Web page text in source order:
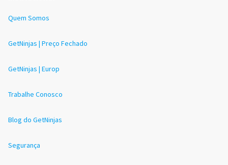
Quem Somos
GetNinjas | Preço Fechado
GetNinjas | Europ
Trabalhe Conosco
Blog do GetNinjas
Segurança